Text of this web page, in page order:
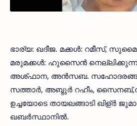
ഭാര്യ: ഖദീജ. മക്കൾ: റമീസ്,
മരുമക്കൾ: ഹുസൈൻ
അശ്ഫാന, അൻസബ.
സത്താർ, അബ്ദുർ റഹീം,
ഉച്ചയോടെ തായലങ്ങാടി ഖിള്ർ
ഖബർസ്ഥാനിൽ.